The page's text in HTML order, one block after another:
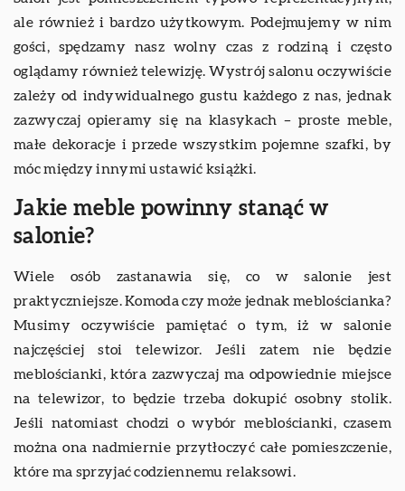
ale również i bardzo użytkowym. Podejmujemy w nim
gości, spędzamy nasz wolny czas z rodziną i często
oglądamy również telewizję. Wystrój salonu oczywiście
zależy od indywidualnego gustu każdego z nas, jednak
zazwyczaj opieramy się na klasykach – proste meble,
małe dekoracje i przede wszystkim pojemne szafki, by
móc między innymi ustawić książki.
Jakie meble powinny stanąć w
salonie?
Wiele osób zastanawia się, co w salonie jest
praktyczniejsze. Komoda czy może jednak meblościanka?
Musimy oczywiście pamiętać o tym, iż w salonie
najczęściej stoi telewizor. Jeśli zatem nie będzie
meblościanki, która zazwyczaj ma odpowiednie miejsce
na telewizor, to będzie trzeba dokupić osobny stolik.
Jeśli natomiast chodzi o wybór meblościanki, czasem
można ona nadmiernie przytłoczyć całe pomieszczenie,
które ma sprzyjać codziennemu relaksowi.